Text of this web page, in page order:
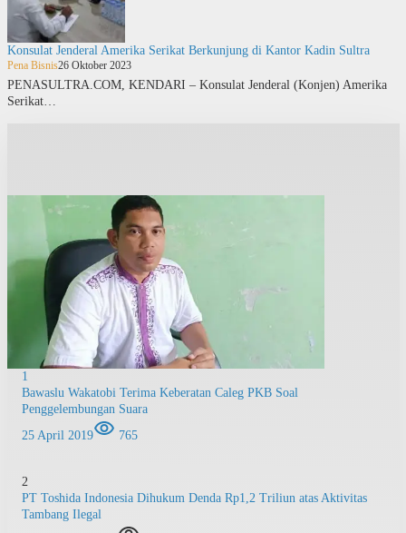
Konsulat Jenderal Amerika Serikat Berkunjung di Kantor Kadin Sultra
Pena Bisnis26 Oktober 2023
PENASULTRA.COM, KENDARI – Konsulat Jenderal (Konjen) Amerika
Serikat…
1
Bawaslu Wakatobi Terima Keberatan Caleg PKB Soal
Penggelembungan Suara
25 April 2019
765
2
PT Toshida Indonesia Dihukum Denda Rp1,2 Triliun atas Aktivitas
Tambang Ilegal